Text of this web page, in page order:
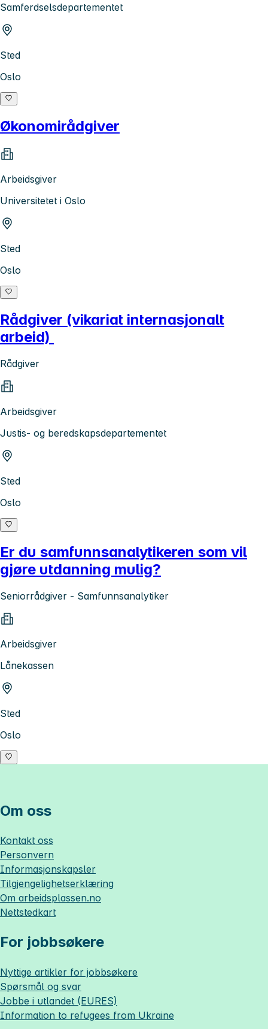
Samferdselsdepartementet
Sted
Oslo
Økonomirådgiver
Arbeidsgiver
Universitetet i Oslo
Sted
Oslo
Rådgiver (vikariat internasjonalt
arbeid)
Rådgiver
Arbeidsgiver
Justis- og beredskapsdepartementet
Sted
Oslo
Er du samfunnsanalytikeren som vil
gjøre utdanning mulig?
Seniorrådgiver - Samfunnsanalytiker
Arbeidsgiver
Lånekassen
Sted
Oslo
Om oss
Kontakt oss
Personvern
Informasjonskapsler
Tilgjengelighetserklæring
Om arbeidsplassen.no
Nettstedkart
For jobbsøkere
Nyttige artikler for jobbsøkere
Spørsmål og svar
Jobbe i utlandet (EURES)
Information to refugees from Ukraine